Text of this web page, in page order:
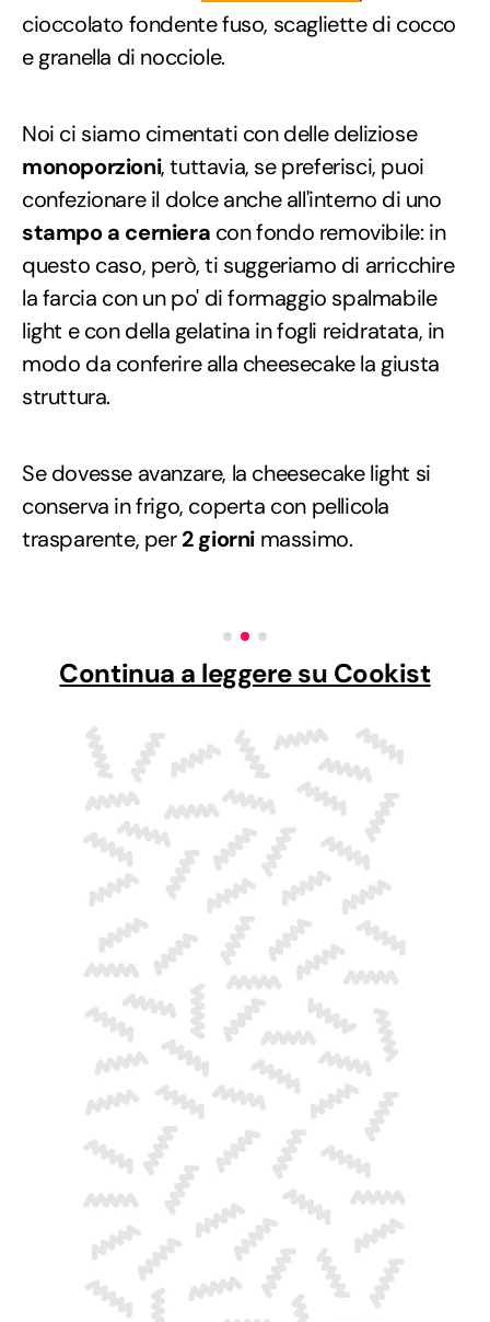
cioccolato fondente fuso, scagliette di cocco
e granella di nocciole.
Noi ci siamo cimentati con delle deliziose
monoporzioni, tuttavia, se preferisci, puoi
confezionare il dolce anche all'interno di uno
stampo a cerniera con fondo removibile: in
questo caso, però, ti suggeriamo di arricchire
la farcia con un po' di formaggio spalmabile
light e con della gelatina in fogli reidratata, in
modo da conferire alla cheesecake la giusta
struttura.
Se dovesse avanzare, la cheesecake light si
conserva in frigo, coperta con pellicola
trasparente, per2 giorni massimo.
Continua a leggere su Cookist